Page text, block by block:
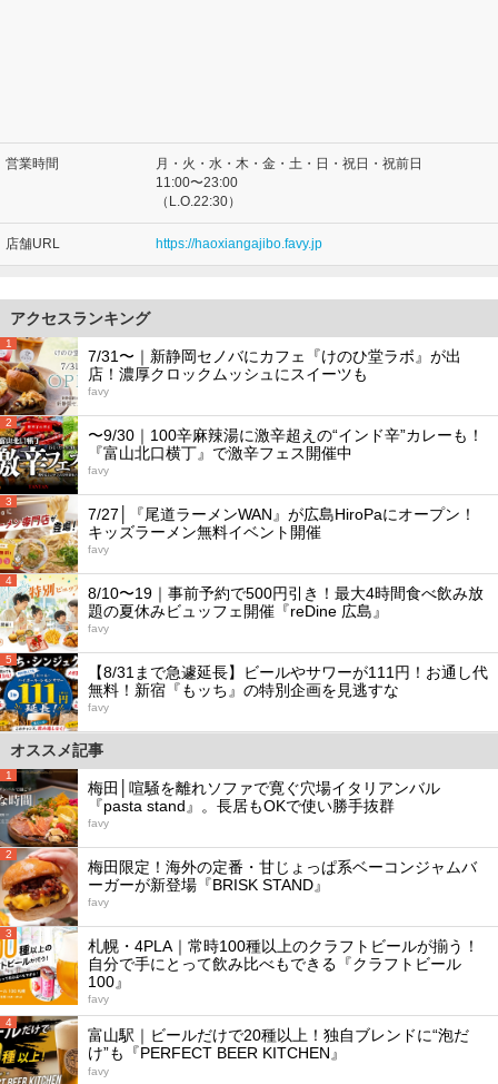
営業時間
月・火・水・木・金・土・日・祝日・祝前日
11:00〜23:00
（L.O.22:30）
店舗URL https://haoxiangajibo.favy.jp
アクセスランキング
1
7/31〜｜新静岡セノバにカフェ『けのひ堂ラボ』が出
店！濃厚クロックムッシュにスイーツも
favy
2
〜9/30｜100辛麻辣湯に激辛超えの“インド辛”カレーも！
『富山北口横丁』で激辛フェス開催中
favy
3
7/27│『尾道ラーメンWAN』が広島HiroPaにオープン！
キッズラーメン無料イベント開催
favy
4
8/10〜19｜事前予約で500円引き！最大4時間食べ飲み放
題の夏休みビュッフェ開催『reDine 広島』
favy
5
【8/31まで急遽延長】ビールやサワーが111円！お通し代
無料！新宿『もッち』の特別企画を見逃すな
favy
オススメ記事
1
梅田│喧騒を離れソファで寛ぐ穴場イタリアンバル
『pasta stand』。長居もOKで使い勝手抜群
favy
2
梅田限定！海外の定番・甘じょっぱ系ベーコンジャムバ
ーガーが新登場『BRISK STAND』
favy
3
札幌・4PLA｜常時100種以上のクラフトビールが揃う！
自分で手にとって飲み比べもできる『クラフトビール
100』
favy
4
富山駅｜ビールだけで20種以上！独自ブレンドに“泡だ
け”も『PERFECT BEER KITCHEN』
favy